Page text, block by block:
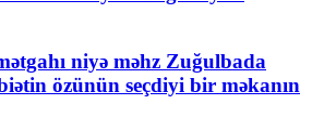
niyə məhz Zuğulbada
özünün seçdiyi bir məkanın